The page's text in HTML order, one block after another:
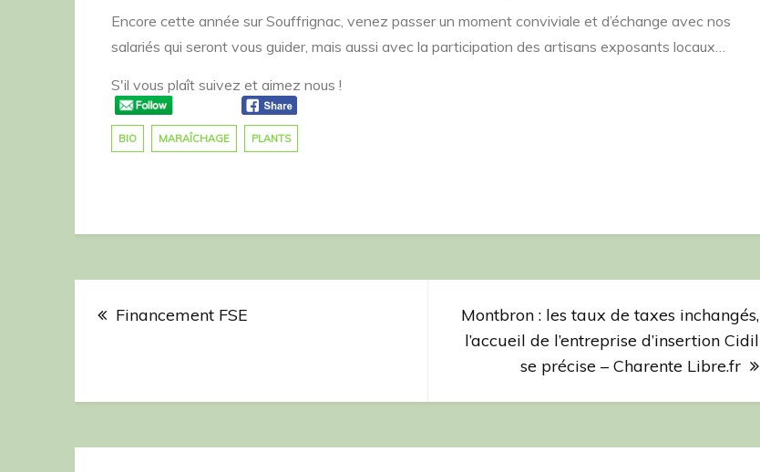
Encore cette année sur Souffrignac, venez passer un moment conviviale et d’échange avec nos
salariés qui seront vous guider, mais aussi avec la participation des artisans exposants locaux…
S'il vous plaît suivez et aimez nous !
BIO MARAÎCHAGE PLANTS
Navigation
l’article
Financement FSE
Montbron : les taux de taxes inchangés,
l’accueil de l’entreprise d’insertion Cidil
se précise – Charente Libre.fr